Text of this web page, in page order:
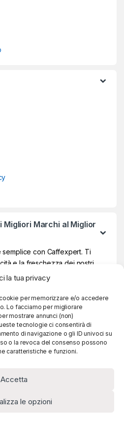
la tua privacy
per memorizzare e/o accedere
Lo facciamo per migliorare
mostrare annunci (non)
tecnologie ci consentirà di
di navigazione o gli ID univoci su
o la revoca del consenso possono
caratteristiche e funzioni.
Accetta
le opzioni
Marchi al Miglior
semplice con Caffexpert. Ti
e la freschezza dei nostri
al 100% ad un prezzo davvero
trovare imigliori marchi di caffè
e se raggiungi59€ di spesa, la